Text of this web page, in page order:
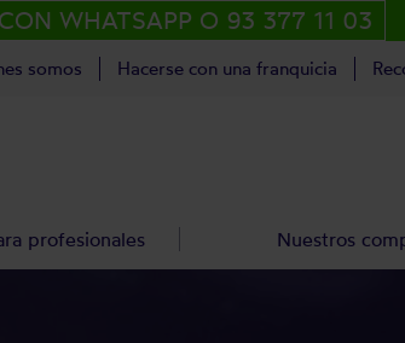
WHATSAPP O 93 377 11 03
somos Hacerse con una franquicia
profesionales Nuestros